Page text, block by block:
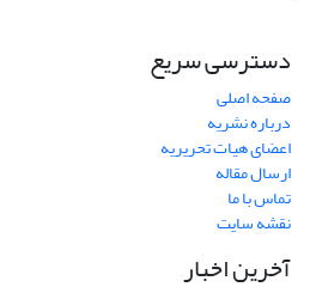
دسترسی سریع
صفحه اصلی
درباره نشریه
اعضای هیات تحریریه
ارسال مقاله
تماس با ما
نقشه سایت
آخرین اخبار